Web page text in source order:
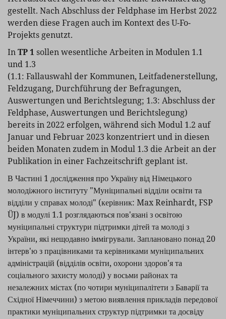
gestellt. Nach Abschluss der Feldphase im Herbst 2022
werden diese Fragen auch im Kontext des U-Fo-
Projekts genutzt.
InTP 1 sollen wesentliche Arbeiten in Modulen 1.1
und 1.3
(1.1: Fallauswahl der Kommunen, Leitfadenerstellung,
Feldzugang, Durchführung der Befragungen,
Auswertungen und Berichtslegung; 1.3: Abschluss der
Feldphase, Auswertungen und Berichtslegung)
bereits in 2022 erfolgen, während sich Modul 1.2 auf
Januar und Februar 2023 konzentriert und in diesen
beiden Monaten zudem in Modul 1.3 die Arbeit an der
Publikation in einer Fachzeitschrift geplant ist.
В Частині 1 дослідження про Україну від Німецького
молодіжного інституту "Муніципальні відділи освіти та
відділи у справах молоді" (керівник: Max Reinhardt, FSP
ÜJ) в модулі 1.1 розглядаються пов'язані з освітою
муніципальні структури підтримки дітей та молоді з
України, які нещодавно іммігрували. Заплановано понад 20
інтерв'ю з працівниками та керівниками муніципальних
адміністрацій (відділів освіти, охорони здоров'я та
соціального захисту молоді) у восьми районах та
незалежних містах (по чотири муніципалітети з Баварії та
Східної Німеччини) з метою виявлення прикладів передової
практики муніципальних структур підтримки та досвіду